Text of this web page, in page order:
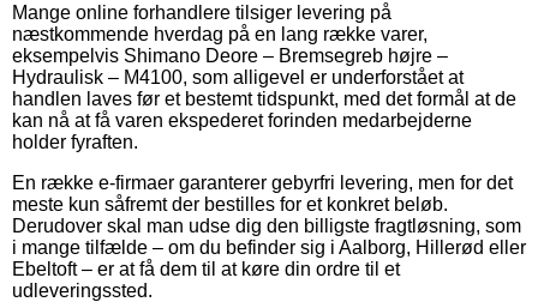
Mange online forhandlere tilsiger levering på
næstkommende hverdag på en lang række varer,
eksempelvis Shimano Deore – Bremsegreb højre –
Hydraulisk – M4100, som alligevel er underforstået at
handlen laves før et bestemt tidspunkt, med det formål at de
kan nå at få varen ekspederet forinden medarbejderne
holder fyraften.
En række e-firmaer garanterer gebyrfri levering, men for det
meste kun såfremt der bestilles for et konkret beløb.
Derudover skal man udse dig den billigste fragtløsning, som
i mange tilfælde – om du befinder sig i Aalborg, Hillerød eller
Ebeltoft – er at få dem til at køre din ordre til et
udleveringssted.